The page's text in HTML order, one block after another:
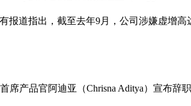
报道指出，截至去年9月，公司涉嫌虚增高
产品官阿迪亚（Chrisna Aditya）宣布辞职